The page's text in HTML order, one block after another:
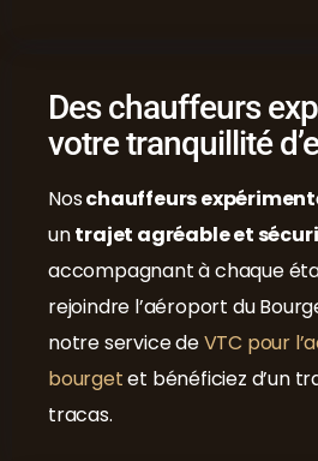
Des chauffeurs
votre tranquillité
Noschauffeurs
untrajet agréable et
accompagnant à chaque
rejoindre l’aéroport du
notre service deVTC pour
bourgetet bénéficiez d’un
tracas.